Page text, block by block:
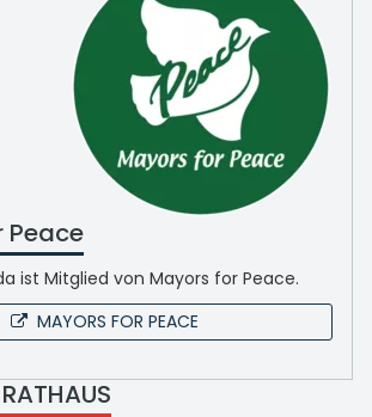
Peace
ist Mitglied von Mayors for Peace.
MAYORS FOR PEACE